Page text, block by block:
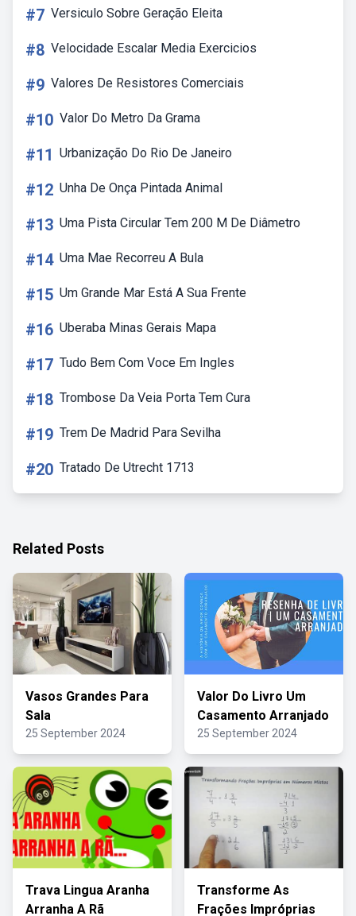
#7 Versiculo Sobre Geração Eleita
#8 Velocidade Escalar Media Exercicios
#9 Valores De Resistores Comerciais
#10 Valor Do Metro Da Grama
#11 Urbanização Do Rio De Janeiro
#12 Unha De Onça Pintada Animal
#13 Uma Pista Circular Tem 200 M De Diâmetro
#14 Uma Mae Recorreu A Bula
#15 Um Grande Mar Está A Sua Frente
#16 Uberaba Minas Gerais Mapa
#17 Tudo Bem Com Voce Em Ingles
#18 Trombose Da Veia Porta Tem Cura
#19 Trem De Madrid Para Sevilha
#20 Tratado De Utrecht 1713
Related Posts
Vasos Grandes Para
Sala
25 September 2024
Valor Do Livro Um
Casamento Arranjado
25 September 2024
Trava Lingua Aranha
Arranha A Rã
Transforme As
Frações Impróprias